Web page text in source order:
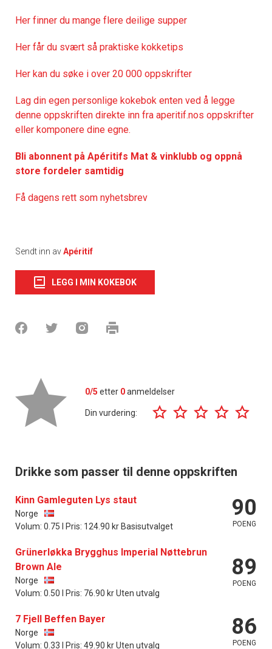
Her finner du mange flere deilige supper
Her får du svært så praktiske kokketips
Her kan du søke i over 20 000 oppskrifter
Lag din egen personlige kokebok enten ved å legge
denne oppskriften direkte inn fra aperitif.nos oppskrifter
eller komponere dine egne.
Bli abonnent på Apéritifs Mat & vinklubb og oppnå
store fordeler samtidig
Få dagens rett som nyhetsbrev
Sendt inn avApéritif
LEGG I MIN KOKEBOK
0/5 etter 0anmeldelser
Din vurdering:
Drikke som passer til denne oppskriften
Kinn Gamleguten Lys staut
Norge
Volum: 0.75 l Pris: 124.90 kr Basisutvalget
90
POENG
Grünerløkka Brygghus Imperial Nøttebrun
Brown Ale
Norge
Volum: 0.50 l Pris: 76.90 kr Uten utvalg
89
POENG
7 Fjell Beffen Bayer
Norge
Volum: 0.33 l Pris: 49.90 kr Uten utvalg
86
POENG